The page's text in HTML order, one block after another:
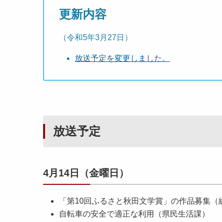
更新内容
（令和5年3月27日）
放送予定を変更しました。
放送予定
4月14日（金曜日）
「第10回ふるさと秋田文学賞」の作品募集（
自転車の安全で適正な利用（県民生活課）